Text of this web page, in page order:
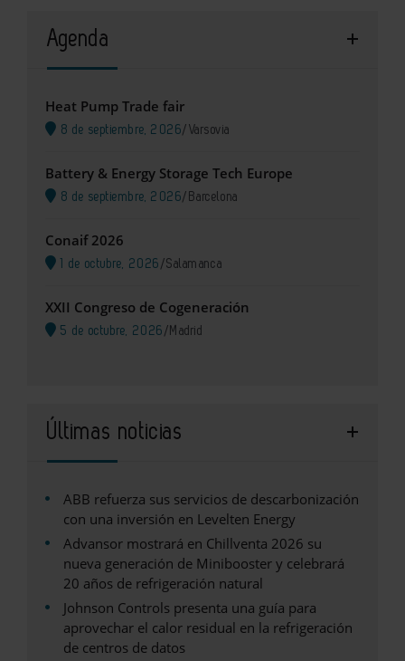
Agenda
Heat Pump Trade fair
8 de septiembre, 2026/ Varsovia
Battery & Energy Storage Tech Europe
8 de septiembre, 2026/ Barcelona
Conaif 2026
1 de octubre, 2026 /Salamanca
XXII Congreso de Cogeneración
5 de octubre, 2026 / Madrid
Últimas noticias
ABB refuerza sus servicios de descarbonización
con una inversión en Levelten Energy
Advansor mostrará en Chillventa 2026 su
nueva generación de Minibooster y celebrará
20 años de refrigeración natural
Johnson Controls presenta una guía para
aprovechar el calor residual en la refrigeración
de centros de datos